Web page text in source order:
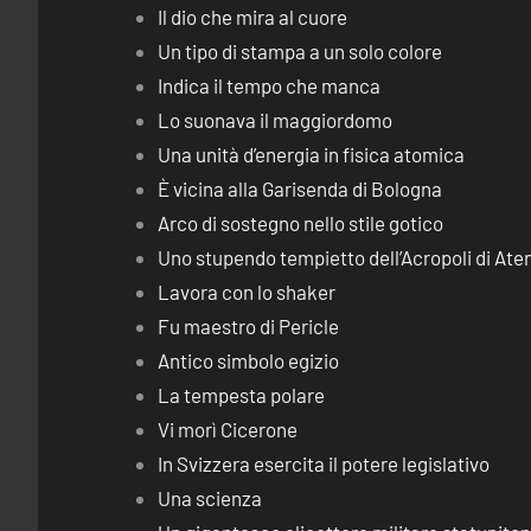
Il dio che mira al cuore
Un tipo di stampa a un solo colore
Indica il tempo che manca
Lo suonava il maggiordomo
Una unità d’energia in fisica atomica
È vicina alla Garisenda di Bologna
Arco di sostegno nello stile gotico
Uno stupendo tempietto dell’Acropoli di
Lavora con lo shaker
Fu maestro di Pericle
Antico simbolo egizio
La tempesta polare
Vi morì Cicerone
In Svizzera esercita il potere legislativo
Una scienza